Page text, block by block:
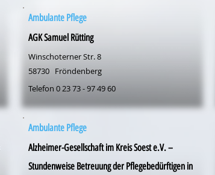
Ambulante Pflege
AGK Samuel Rütting
Winschoterner Str. 8
58730 Fröndenberg
Telefon 0 23 73 - 97 49 60
Ambulante Pflege
Alzheimer-Gesellschaft im Kreis Soest e.V. –
Stundenweise Betreuung der Pflegebedürftigen in